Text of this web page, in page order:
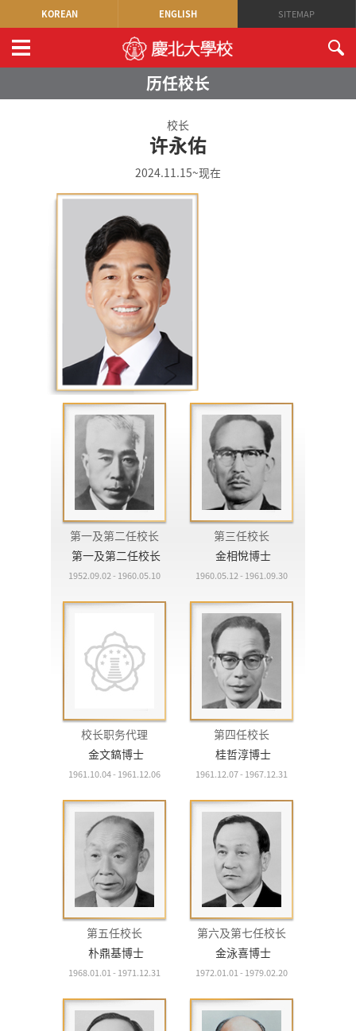
KOREAN ENGLISH SITEMAP
历任校长
校长
许永佑
2024.11.15~现在
第一及第二任校长
第一及第二任校长
1952.09.02 - 1960.05.10
第三任校长
金相悅博士
1960.05.12 - 1961.09.30
校长职务代理
金文鎬博士
1961.10.04 - 1961.12.06
第四任校长
桂哲淳博士
1961.12.07 - 1967.12.31
第五任校长
朴鼎基博士
1968.01.01 - 1971.12.31
第六及第七任校长
金泳喜博士
1972.01.01 - 1979.02.20